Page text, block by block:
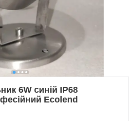
6W синій ІР68
Ecolend